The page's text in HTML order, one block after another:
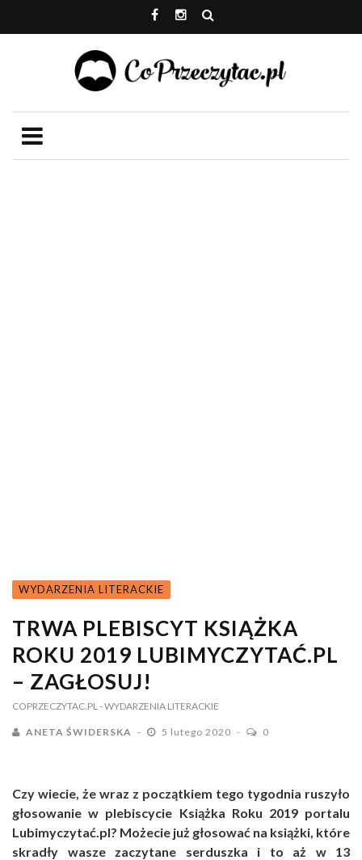
WYDARZENIA LITERACKIE
TRWA PLEBISCYT KSIĄŻKA
ROKU 2019 LUBIMYCZYTAĆ.PL
– ZAGŁOSUJ!
COPRZECZYTAC.PL - WYDARZENIA LITERACKIE
ANETA ŚWIDERSKA 5 lutego 2020 0
Czy wiecie, że wraz z początkiem tego tygodnia ruszyło
głosowanie w plebiscycie Książka Roku 2019 portalu
Lubimyczytać.pl? Możecie już głosować na książki, które
skradły wasze zaczytane serduszka i to aż w 13